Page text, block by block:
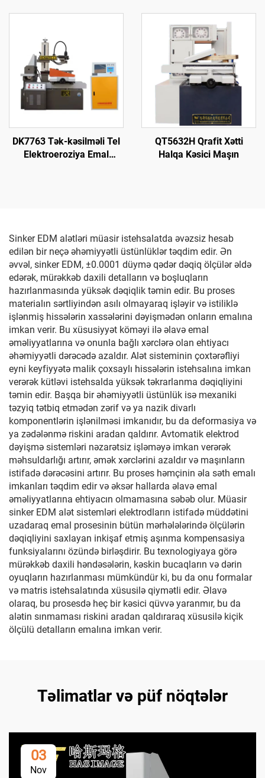
DK7763 Tək-kəsilməli Tel
Elektroeroziya Emal
QT5632H Qrafit Xətti
Halqa Kəsici Maşın
Sinker EDM alətləri müasir istehsalatda əvəzsiz hesab
edilən bir neçə əhəmiyyətli üstünlüklər təqdim edir. Ən
əvvəl, sinker EDM, ±0.0001 düymə qədər dəqiq ölçülər əldə
edərək, mürəkkəb daxili detalların və boşluqların
hazırlanmasında yüksək dəqiqlik təmin edir. Bu proses
materialın sərtliyindən asılı olmayaraq işləyir və istiliklə
işlənmiş hissələrin xassələrini dəyişmədən onların emalına
imkan verir. Bu xüsusiyyət köməyi ilə əlavə emal
əməliyyatlarına və onunla bağlı xərclərə olan ehtiyacı
əhəmiyyətli dərəcədə azaldır. Alət sisteminin çoxtərəfliyi
eyni keyfiyyətə malik çoxsaylı hissələrin istehsalına imkan
verərək kütləvi istehsalda yüksək təkrarlanma dəqiqliyini
təmin edir. Başqa bir əhəmiyyətli üstünlük isə mexaniki
təzyiq tətbiq etmədən zərif və ya nazik divarlı
komponentlərin işlənilməsi imkanıdır, bu da deformasiya və
ya zədələnmə riskini aradan qaldırır. Avtomatik elektrod
dəyişmə sistemləri nəzarətsiz işləməyə imkan verərək
məhsuldarlığı artırır, əmək xərclərini azaldır və maşınların
istifadə dərəcəsini artırır. Bu proses həmçinin əla səth emalı
imkanları təqdim edir və əksər hallarda əlavə emal
əməliyyatlarına ehtiyacın olmamasına səbəb olur. Müasir
sinker EDM alət sistemləri elektrodların istifadə müddətini
uzadaraq emal prosesinin bütün mərhələlərində ölçülərin
dəqiqliyini saxlayan inkişaf etmiş aşınma kompensasiya
funksiyalarını özündə birləşdirir. Bu texnologiyaya görə
mürəkkəb daxili həndəsələrin, kəskin bucaqların və dərin
oyuqların hazırlanması mümkündür ki, bu da onu formalar
və matris istehsalatında xüsusilə qiymətli edir. Əlavə
olaraq, bu prosesdə heç bir kəsici qüvvə yaranmır, bu da
alətin sınmaması riskini aradan qaldıraraq xüsusilə kiçik
ölçülü detalların emalına imkan verir.
Təlimatlar və püf nöqtələr
03
Nov